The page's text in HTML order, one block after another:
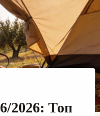
2026: Топ